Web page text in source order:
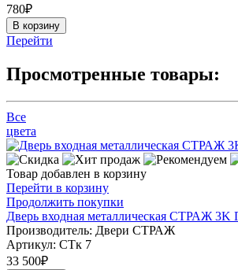
780₽
В корзину
Перейти
Просмотренные товары:
Все
цвета
Товар добавлен в корзину
Перейти в корзину
Продолжить покупки
Дверь входная металлическая СТРАЖ 3K
Производитель: Двери СТРАЖ
Артикул: СТк 7
33 500₽